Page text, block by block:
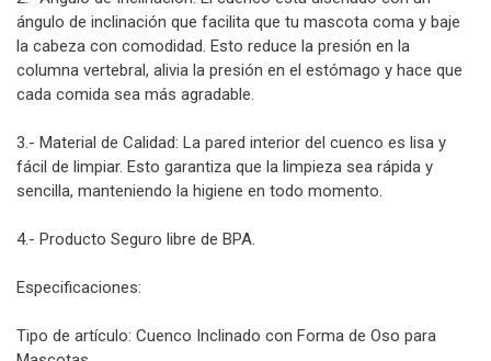
ángulo de inclinación que facilita que tu mascota coma y baje
la cabeza con comodidad. Esto reduce la presión en la
columna vertebral, alivia la presión en el estómago y hace que
cada comida sea más agradable.
3.- Material de Calidad: La pared interior del cuenco es lisa y
fácil de limpiar. Esto garantiza que la limpieza sea rápida y
sencilla, manteniendo la higiene en todo momento.
4.- Producto Seguro libre de BPA.
Especificaciones:
Tipo de artículo: Cuenco Inclinado con Forma de Oso para